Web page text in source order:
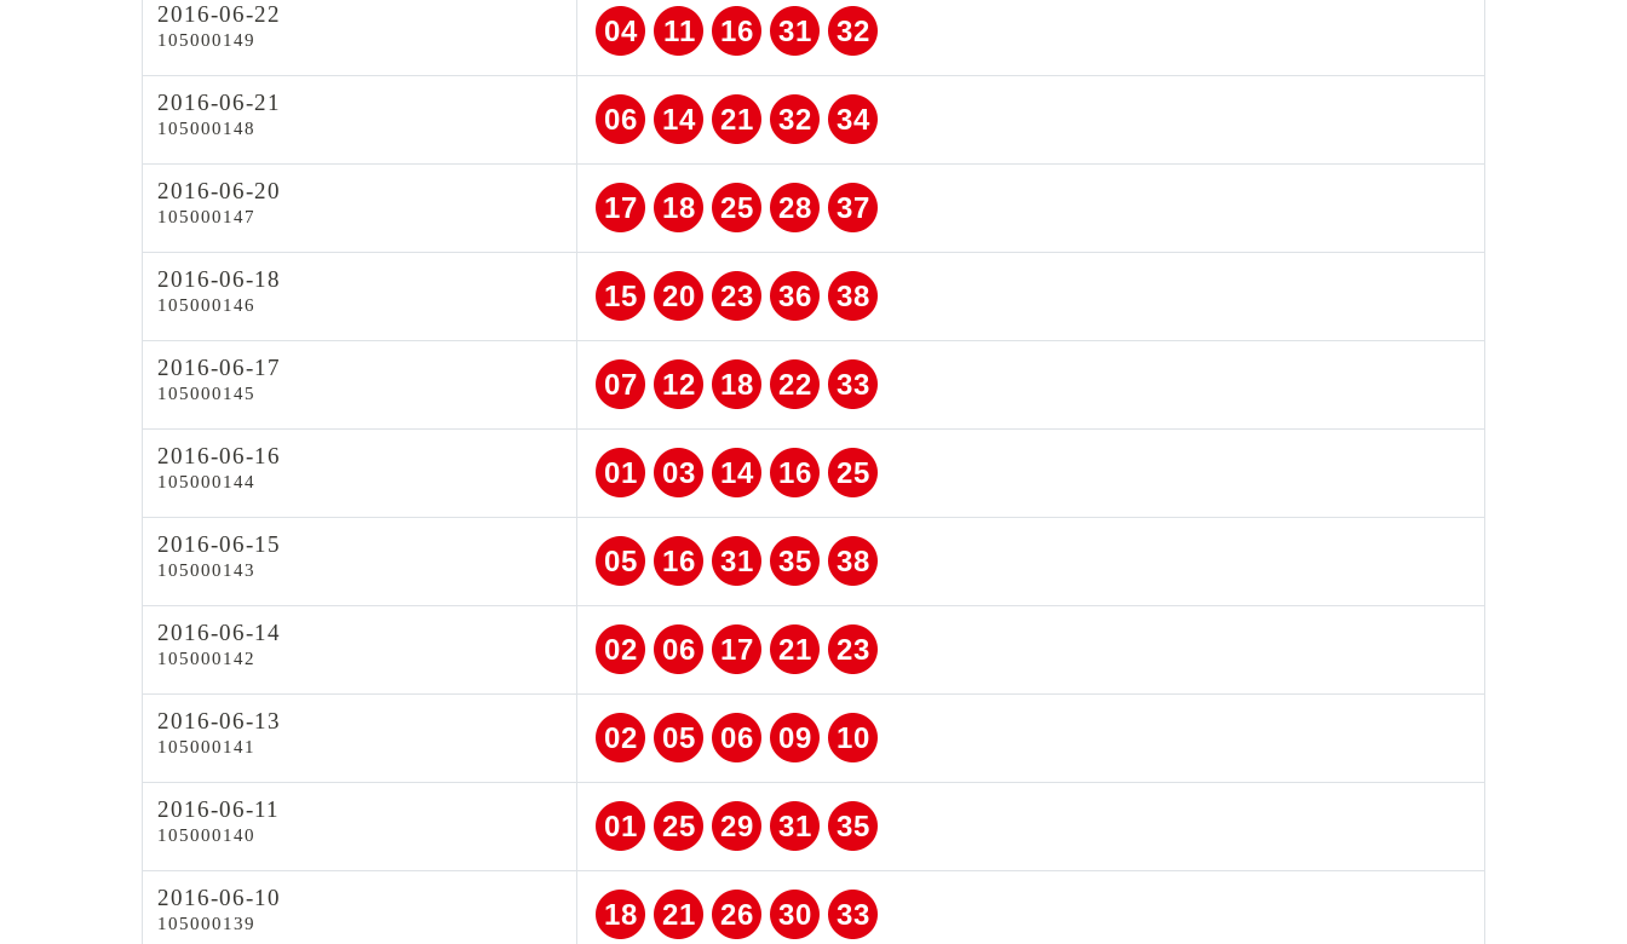
2016-06-22
105000149 04 11 16 31 32
2016-06-21
105000148 06 14 21 32 34
2016-06-20
105000147 17 18 25 28 37
2016-06-18
105000146 15 20 23 36 38
2016-06-17
105000145 07 12 18 22 33
2016-06-16
105000144 01 03 14 16 25
2016-06-15
105000143 05 16 31 35 38
2016-06-14
105000142 02 06 17 21 23
2016-06-13
105000141 02 05 06 09 10
2016-06-11
105000140 01 25 29 31 35
2016-06-10
105000139 18 21 26 30 33